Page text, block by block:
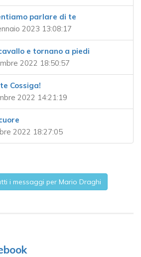
parlare di te
2023 13:08:17
e tornano a piedi
2022 18:50:57
Cossiga!
2022 14:21:19
2022 18:27:05
i messaggi per Mario Draghi